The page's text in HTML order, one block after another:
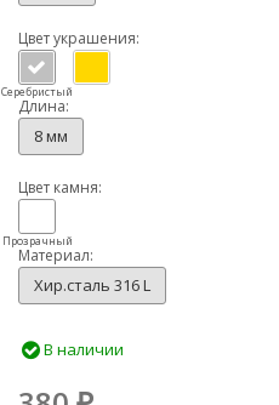
Цвет украшения:
Серебристый
Длина:
8 мм
Цвет камня:
Прозрачный
Материал:
Хир.сталь 316 L
В наличии